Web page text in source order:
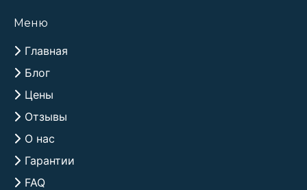
Меню
Главная
Блог
Цены
Отзывы
О нас
Гарантии
FAQ